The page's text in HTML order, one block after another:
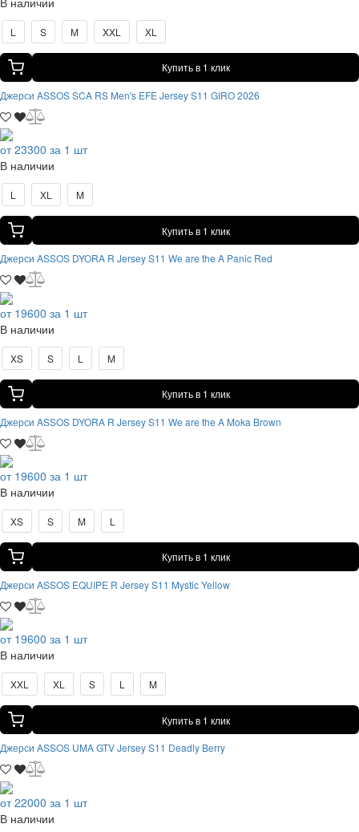
L S M XXL XL
Купить в 1 клик
Джерси ASSOS SCA RS Men's EFE Jersey S11 GIRO 2026
от 23300 за 1 шт
В наличии
L XL M
Купить в 1 клик
Джерси ASSOS DYORA R Jersey S11 We are the A Panic Red
от 19600 за 1 шт
В наличии
XS S L M
Купить в 1 клик
Джерси ASSOS DYORA R Jersey S11 We are the A Moka Brown
от 19600 за 1 шт
В наличии
XS S M L
Купить в 1 клик
Джерси ASSOS EQUIPE R Jersey S11 Mystic Yellow
от 19600 за 1 шт
В наличии
XXL XL S L M
Купить в 1 клик
Джерси ASSOS UMA GTV Jersey S11 Deadly Berry
от 22000 за 1 шт
В наличии